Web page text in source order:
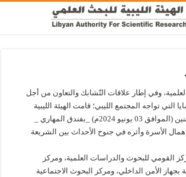
وفي إطار علاقات التّشابك والتعاون من أجل
التي تواجه المجتمع الليبي؛ قامت الهيئة الليبية
للبحث العلمي يوم الاثنين (الموافق 03 يونيو 2024م) _بفندق المهاري _
الأسرة وأثره في جنوح الأحداث بين الشريعة
القومي للبحوث والدراسات العلمية، ومركز
بجهاز الأمن الداخلي، ومركز البحوث الاجتماعية